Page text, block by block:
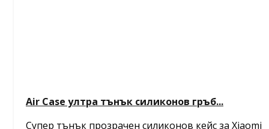
Air Case ултра тънък силиконов гръб...
Супер тънък прозрачен силиконов кейс за Xiaomi